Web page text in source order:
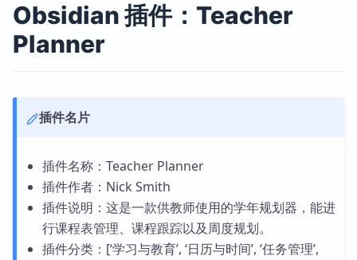
Obsidian 插件：Teacher
Planner
插件名片
插件名称：Teacher Planner
插件作者：Nick Smith
插件说明：这是一款供教师使用的学年规划器，能进
行课程表管理、课程跟踪以及周度规划。
插件分类：[‘学习与教育’, ‘日历与时间’, ‘任务管理’,